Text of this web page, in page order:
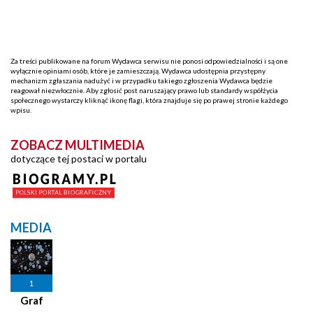
Za treści publikowane na forum Wydawca serwisu nie ponosi odpowiedzialności i są one
wyłącznie opiniami osób, które je zamieszczają. Wydawca udostępnia przystępny
mechanizm zgłaszania nadużyć i w przypadku takiego zgłoszenia Wydawca będzie
reagował niezwłocznie. Aby zgłosić post naruszający prawo lub standardy współżycia
społecznego wystarczy kliknąć ikonę flagi, która znajduje się po prawej stronie każdego
wpisu.
ZOBACZ MULTIMEDIA
dotyczące tej postaci w portalu
MEDIA
1
Graf